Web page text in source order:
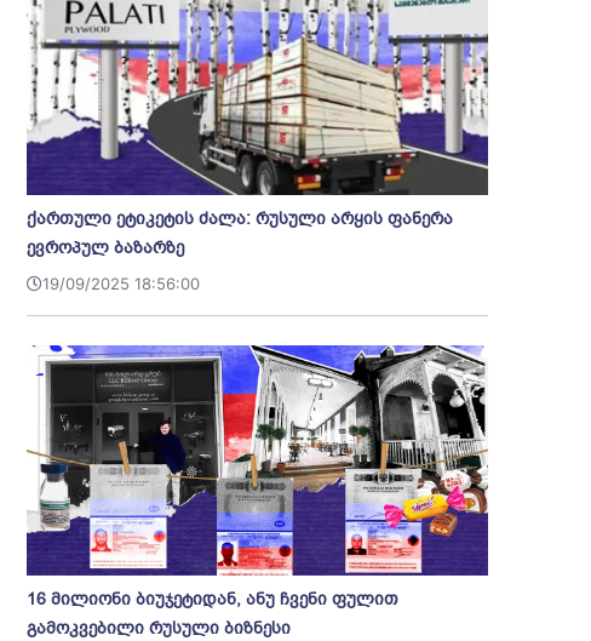
ქართული ეტიკეტის ძალა: რუსული არყის ფანერა
ევროპულ ბაზარზე
19/09/2025 18:56:00
16 მილიონი ბიუჯეტიდან, ანუ ჩვენი ფულით
გამოკვებილი რუსული ბიზნესი